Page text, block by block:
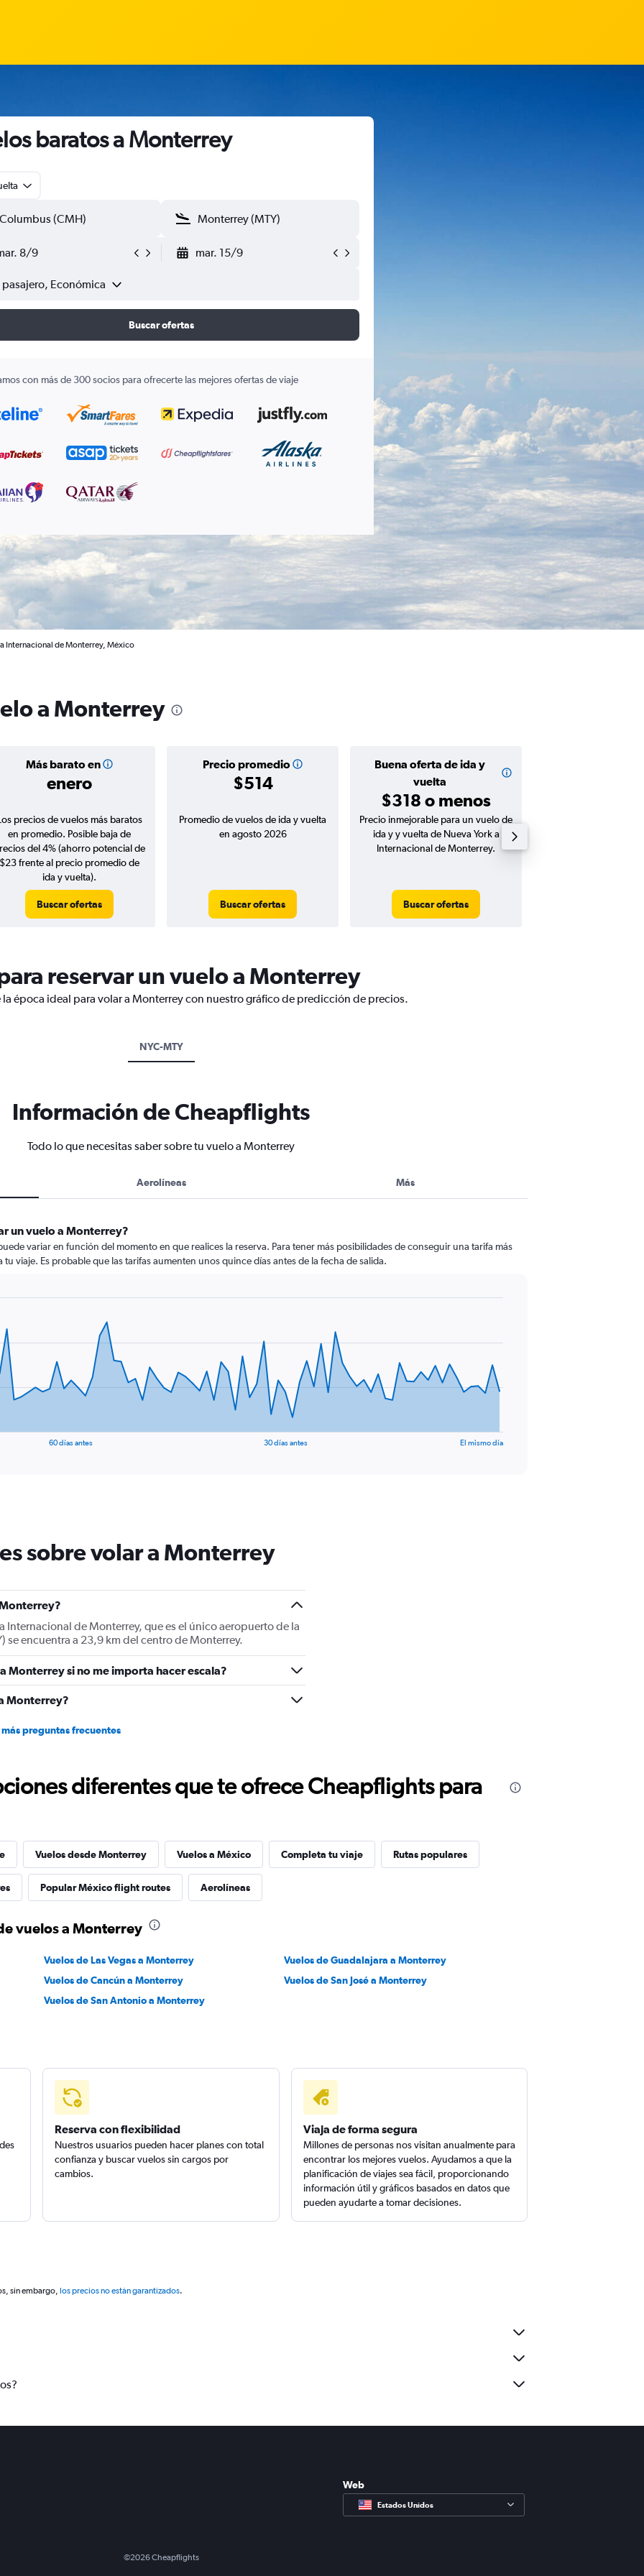
baratos a Monterrey
8/9 mar. 15/9
pasajero, Económica
Buscar ofertas
con más de 300 socios para ofrecerte las mejores ofertas de viaje
Internacional de Monterrey, México
a Monterrey
Más barato en
enero
Precio promedio
$514
Buena oferta de ida y
vuelta
$318 o menos
precios de vuelos más baratos
en promedio. Posible baja de
del 4% (ahorro potencial de
$23 frente al precio promedio de
ida y vuelta).
Buscar ofertas
Promedio de vuelos de ida y vuelta
en agosto 2026
Buscar ofertas
Precio inmejorable para un vuelo de
ida y y vuelta de Nueva York a
Internacional de Monterrey.
Buscar ofertas
reservar un vuelo a Monterrey
época ideal para volar a Monterrey con nuestro gráfico de predicción de precios.
NYC-MTY
Información de Cheapflights
Todo lo que necesitas saber sobre tu vuelo a Monterrey
Aerolíneas Más
un vuelo a Monterrey?
variar en función del momento en que realices la reserva. Para tener más posibilidades de conseguir una tarifa más
viaje. Es probable que las tarifas aumenten unos quince días antes de la fecha de salida.
60 días antes 30 días antes El mismo día
sobre volar a Monterrey
Internacional de Monterrey, que es el único aeropuerto de la
encuentra a 23,9 km del centro de Monterrey.
Monterrey si no me importa hacer escala?
Monterrey?
más preguntas frecuentes
diferentes que te ofrece Cheapflights para
Vuelos desde Monterrey Vuelos a México Completa tu viaje Rutas populares
Popular México flight routes Aerolíneas
vuelos a Monterrey
Vuelos de Las Vegas a Monterrey
Vuelos de Guadalajara a Monterrey
Vuelos de Cancún a Monterrey
Vuelos de San José a Monterrey
Vuelos de San Antonio a Monterrey
Reserva con flexibilidad
Nuestros usuarios pueden hacer planes con total
confianza y buscar vuelos sin cargos por
cambios.
Viaja de forma segura
Millones de personas nos visitan anualmente para
encontrar los mejores vuelos. Ayudamos a que la
planificación de viajes sea fácil, proporcionando
información útil y gráficos basados en datos que
pueden ayudarte a tomar decisiones.
sin embargo, los precios no están garantizados.
Web
Estados Unidos
©2026Cheapflights